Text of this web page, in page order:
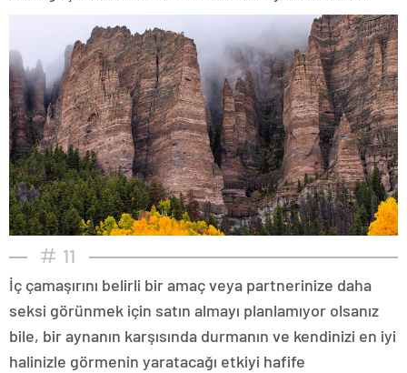
11
İç çamaşırını belirli bir amaç veya partnerinize daha
seksi görünmek için satın almayı planlamıyor olsanız
bile, bir aynanın karşısında durmanın ve kendinizi en iyi
halinizle görmenin yaratacağı etkiyi hafife